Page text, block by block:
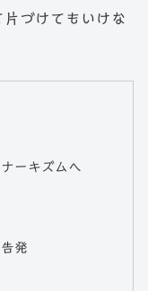
づけてもいけな
ーキズムへ
発